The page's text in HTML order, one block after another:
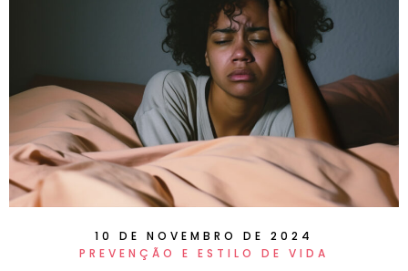
10 DE NOVEMBRO DE 2024
PREVENÇÃO E ESTILO DE VIDA